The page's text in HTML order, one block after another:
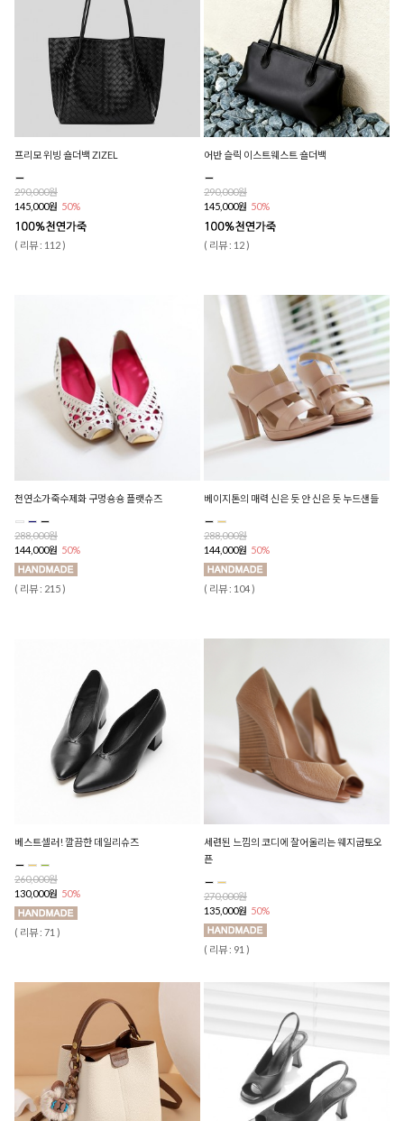
프리모 위빙 숄더백 ZIZEL
290,000원
145,000원 50%
( 리뷰 : 112 )
어반 슬릭 이스트웨스트 숄더백
290,000원
145,000원 50%
( 리뷰 : 12 )
천연소가죽수제화 구멍숑숑 플랫슈즈
288,000원
144,000원 50%
( 리뷰 : 215 )
베이지톤의 매력 신은 듯 안 신은 듯 누드샌들
288,000원
144,000원 50%
( 리뷰 : 104 )
베스트셀러! 깔끔한 데일리슈즈
260,000원
130,000원 50%
( 리뷰 : 71 )
세련된 느낌의 코디에 잘어울리는 웨지굽토오
픈
270,000원
135,000원 50%
( 리뷰 : 91 )